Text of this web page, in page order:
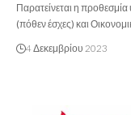
Παρατείνεται η
(πόθεν έσχες) και
4 Δεκεμβρίου 2023